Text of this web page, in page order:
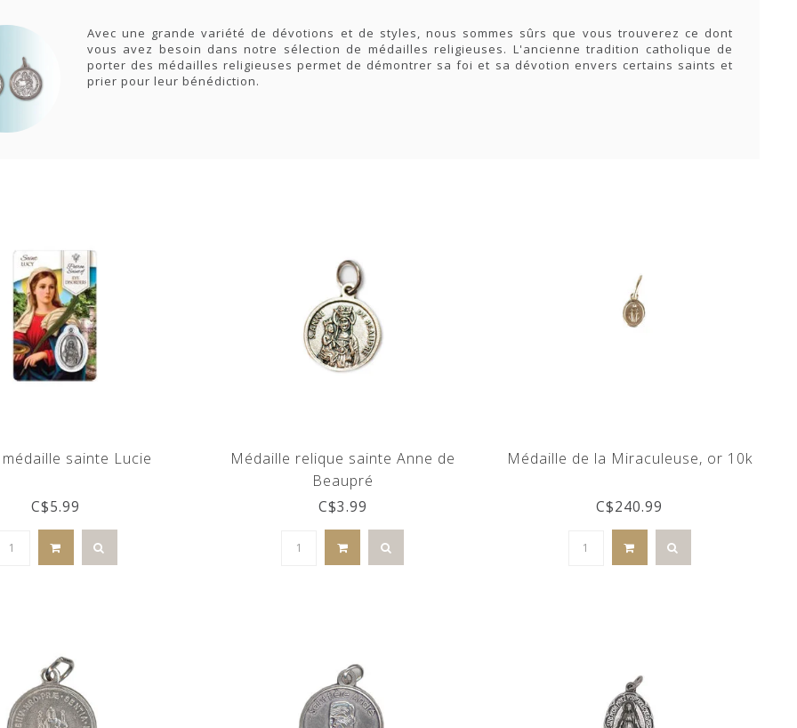
Avec une grande variété de dévotions et de styles, nous sommes sûrs que vous trouverez ce dont
vous avez besoin dans notre sélection de médailles religieuses. L'ancienne tradition catholique de
porter des médailles religieuses permet de démontrer sa foi et sa dévotion envers certains saints et
prier pour leur bénédiction.
sainte Lucie
C$5.99
Médaille relique sainte Anne de
Beaupré
C$3.99
Médaille de la Miraculeuse, or 10k
C$240.99